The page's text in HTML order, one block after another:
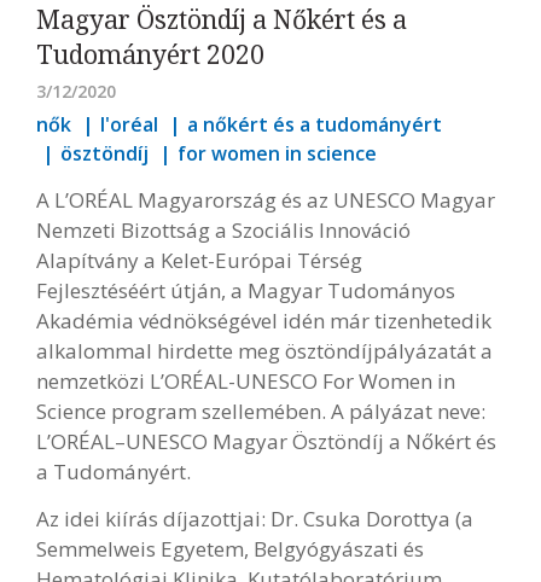
Magyar Ösztöndíj a Nőkért és a
Tudományért 2020
3/12/2020
nők l'oréal
a nőkért és a tudományért
ösztöndíj
for women in science
A L’ORÉAL Magyarország és az UNESCO Magyar
Nemzeti Bizottság a Szociális Innováció
Alapítvány a Kelet-Európai Térség
Fejlesztéséért útján, a Magyar Tudományos
Akadémia védnökségével idén már tizenhetedik
alkalommal hirdette meg ösztöndíjpályázatát a
nemzetközi L’ORÉAL-UNESCO For Women in
Science program szellemében. A pályázat neve:
L’ORÉAL–UNESCO Magyar Ösztöndíj a Nőkért és
a Tudományért.
Az idei kiírás díjazottjai: Dr. Csuka Dorottya (a
Semmelweis Egyetem, Belgyógyászati és